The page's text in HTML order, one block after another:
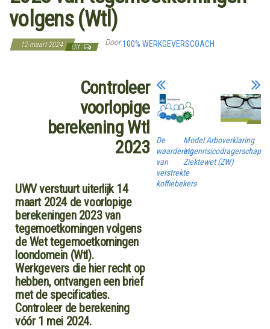
volgens (Wtl)
12 maart 2024 Uit Door100% WERKGEVERSCOACH
Controleer
voorlopige
berekening Wtl
2023
UWV verstuurt uiterlijk 14
maart 2024 de voorlopige
berekeningen 2023 van
tegemoetkomingen volgens
de Wet tegemoetkomingen
loondomein (Wtl).
Werkgevers die hier recht op
hebben, ontvangen een brief
met de specificaties.
Controleer de berekening
vóór 1 mei 2024.
De
waardering
van
verstrekte
koffiebekers
Model Arboverklaring
eigenrisicodragerschap
Ziektewet (ZW)